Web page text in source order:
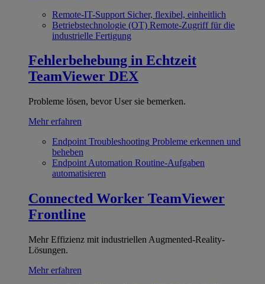
Remote-IT-Support Sicher, flexibel, einheitlich
Betriebstechnologie (OT) Remote-Zugriff für die
industrielle Fertigung
Fehlerbehebung in Echtzeit
TeamViewer DEX
Probleme lösen, bevor User sie bemerken.
Mehr erfahren
Endpoint Troubleshooting Probleme erkennen und
beheben
Endpoint Automation Routine-Aufgaben
automatisieren
Connected Worker TeamViewer
Frontline
Mehr Effizienz mit industriellen Augmented-Reality-
Lösungen.
Mehr erfahren